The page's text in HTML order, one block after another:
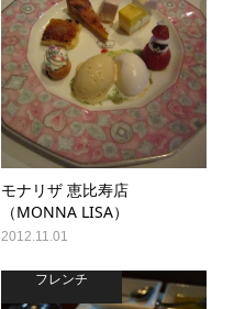
モナリザ 恵比寿店
（MONNA LISA）
2012.11.01
フレンチ